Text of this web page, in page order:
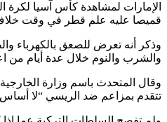
قميصا عليه علم قطر في وقت خلاف
وذكر أنه تعرض للصعق بالكهرباء
والشرب والنوم خلال عدة أيام من
وقال المتحدث باسم وزارة الخارجية
تتقدم بمزاعم ضد الريسي “لا